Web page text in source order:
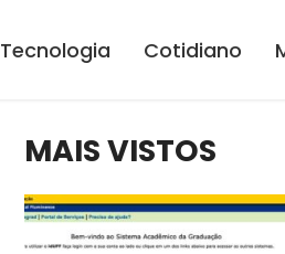
Tecnologia Cotidiano
MAIS VISTOS